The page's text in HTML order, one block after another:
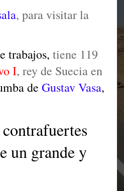
, para visitar la
trabajos, tiene 119
I, rey de Suecia en
de Gustav Vasa,
un grande y